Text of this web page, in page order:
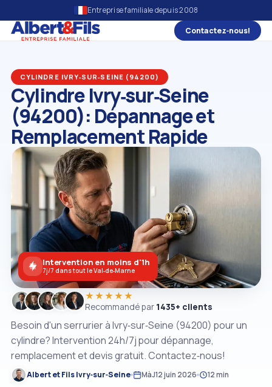
Entreprise familiale depuis 2008
Contactez‑nous!
CYLINDRE IVRY‑SUR‑SEINE (94200)
Cylindre Ivry‑sur‑Seine
(94200): Dépannage et
Remplacement Rapide
Besoin d'un serrurier à Ivry‑sur‑Seine (94200) pour un
cylindre? Intervention 24h/7j pour dépannage,
remplacement et devis gratuit. Contactez‑nous!
Albert et Fils Ivry‑sur‑Seine MàJ12 juin 2026 12 min
★★★★★
Recommandé par 1435+ clients
Intervention en moins d'1h
7j/7 dans tout le Val‑de‑Marne